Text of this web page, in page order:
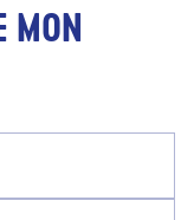
MON